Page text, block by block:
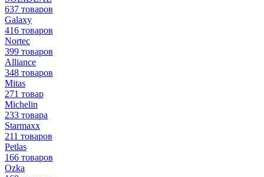
637 товаров
Galaxy
416 товаров
Nortec
399 товаров
Alliance
348 товаров
Mitas
271 товар
Michelin
233 товара
Starmaxx
211 товаров
Petlas
166 товаров
Ozka